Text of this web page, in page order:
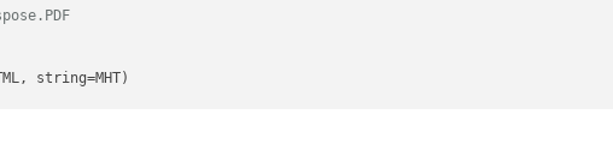
string=MHT)